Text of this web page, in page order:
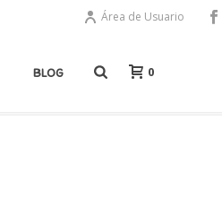
Área de Usuario
BLOG 0